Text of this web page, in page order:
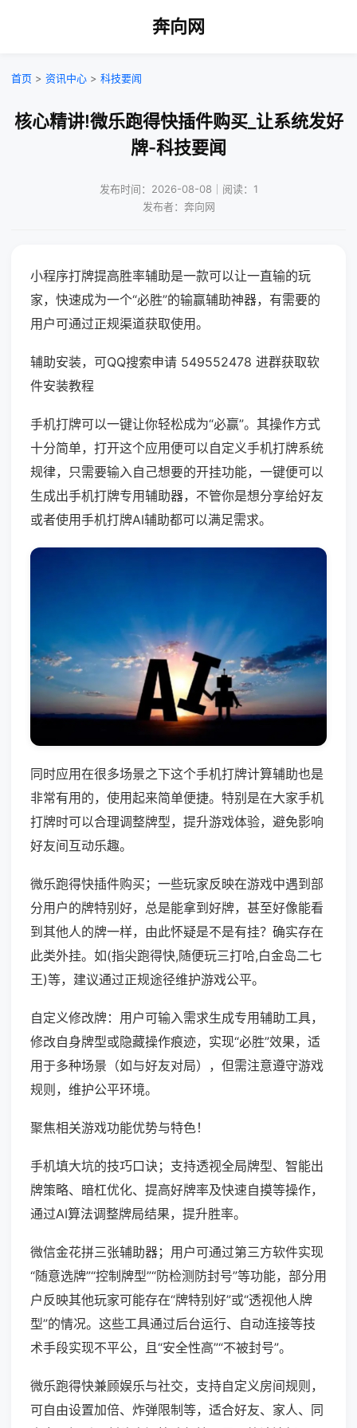
奔向网
首页 > 资讯中心 > 科技要闻
核心精讲!微乐跑得快插件购买_让系统发好
牌-科技要闻
发布时间：2026-08-08｜阅读：1
发布者：奔向网
小程序打牌提高胜率辅助是一款可以让一直输的玩
家，快速成为一个“必胜”的输赢辅助神器，有需要的
用户可通过正规渠道获取使用。
辅助安装，可QQ搜索申请 549552478 进群获取软
件安装教程
手机打牌可以一键让你轻松成为“必赢”。其操作方式
十分简单，打开这个应用便可以自定义手机打牌系统
规律，只需要输入自己想要的开挂功能，一键便可以
生成出手机打牌专用辅助器，不管你是想分享给好友
或者使用手机打牌AI辅助都可以满足需求。
同时应用在很多场景之下这个手机打牌计算辅助也是
非常有用的，使用起来简单便捷。特别是在大家手机
打牌时可以合理调整牌型，提升游戏体验，避免影响
好友间互动乐趣。
微乐跑得快插件购买；一些玩家反映在游戏中遇到部
分用户的牌特别好，总是能拿到好牌，甚至好像能看
到其他人的牌一样，由此怀疑是不是有挂？确实存在
此类外挂。如(指尖跑得快,随便玩三打哈,白金岛二七
王)等，建议通过正规途径维护游戏公平。
自定义修改牌：用户可输入需求生成专用辅助工具，
修改自身牌型或隐藏操作痕迹，实现“必胜”效果，适
用于多种场景（如与好友对局），但需注意遵守游戏
规则，维护公平环境。
聚焦相关游戏功能优势与特色！
手机填大坑的技巧口诀；支持透视全局牌型、智能出
牌策略、暗杠优化、提高好牌率及快速自摸等操作，
通过AI算法调整牌局结果，提升胜率。
微信金花拼三张辅助器；用户可通过第三方软件实现
“随意选牌”“控制牌型”“防检测防封号”等功能，部分用
户反映其他玩家可能存在“牌特别好”或“透视他人牌
型”的情况。这些工具通过后台运行、自动连接等技
术手段实现不平公，且“安全性高”“不被封号”。
微乐跑得快兼顾娱乐与社交，支持自定义房间规则，
可自由设置加倍、炸弹限制等，适合好友、家人、同